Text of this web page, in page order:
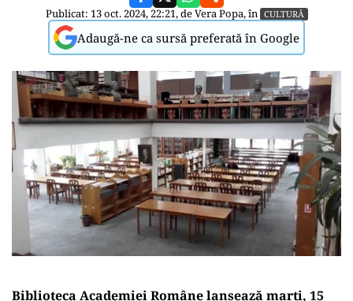
Publicat: 13 oct. 2024, 22:21, deVera Popa, în CULTURĂ
Adaugă-ne ca sursă preferată în Google
Biblioteca Academiei Române lansează marţi, 15